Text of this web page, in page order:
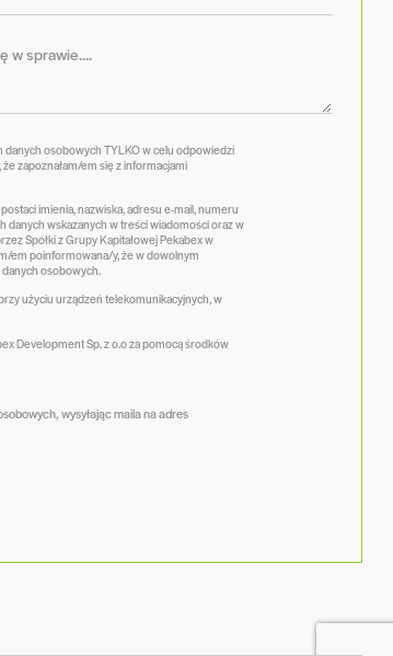
danych osobowych TYLKO w celu odpowiedzi
że zapoznałam/em się z informacjami
imienia, nazwiska, adresu e-mail, numeru
wskazanych w treści wiadomości oraz w
Spółki z Grupy Kapitałowej Pekabex w
em poinformowana/y, że w dowolnym
osobowych.
użyciu urządzeń telekomunikacyjnych, w
Development Sp. z o.o za pomocą środków
wysyłając maila na adres